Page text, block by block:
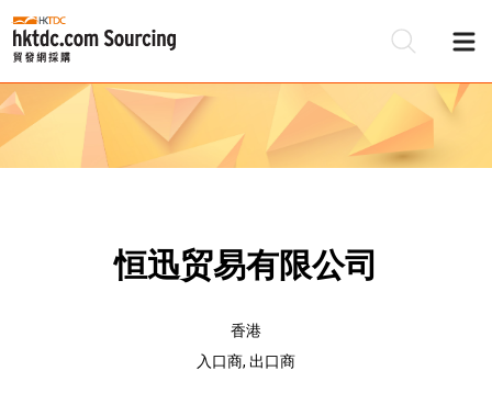
恒迅贸易有限公司
香港
入口商, 出口商